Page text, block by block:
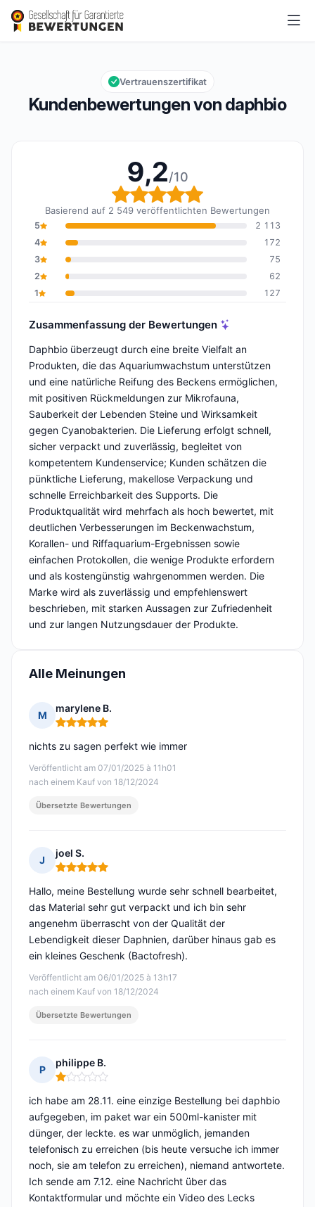
daphbio
Gesamtbewertung: 9,2 von 10
9,2/10
Kundenbewertungen von daphbio
Vertrauenszertifikat
9,2/10
Gesamtbewertung: 9,2
Basierend auf 2 549 veröffentlichten Bewertungen
5
2 113
4
172
3
75
2
62
1
127
Zusammenfassung der Bewertungen
Daphbio überzeugt durch eine breite Vielfalt an
Produkten, die das Aquariumwachstum unterstützen
und eine natürliche Reifung des Beckens ermöglichen,
mit positiven Rückmeldungen zur Mikrofauna,
Sauberkeit der Lebenden Steine und Wirksamkeit
gegen Cyanobakterien. Die Lieferung erfolgt schnell,
sicher verpackt und zuverlässig, begleitet von
kompetentem Kundenservice; Kunden schätzen die
pünktliche Lieferung, makellose Verpackung und
schnelle Erreichbarkeit des Supports. Die
Produktqualität wird mehrfach als hoch bewertet, mit
deutlichen Verbesserungen im Beckenwachstum,
Korallen- und Riffaquarium-Ergebnissen sowie
einfachen Protokollen, die wenige Produkte erfordern
und als kostengünstig wahrgenommen werden. Die
Marke wird als zuverlässig und empfehlenswert
beschrieben, mit starken Aussagen zur Zufriedenheit
und zur langen Nutzungsdauer der Produkte.
Alle Meinungen
M
marylene B.
Hinweis: 5 von 5
Veröffentlicht am 07/01/2025 à 11h01
nach einem Kauf von 18/12/2024
nichts zu sagen perfekt wie immer
Übersetzte Bewertungen
J
joel S.
Hinweis: 5 von 5
Veröffentlicht am 06/01/2025 à 13h17
nach einem Kauf von 18/12/2024
Hallo, meine Bestellung wurde sehr schnell bearbeitet,
das Material sehr gut verpackt und ich bin sehr
angenehm überrascht von der Qualität der
Lebendigkeit dieser Daphnien, darüber hinaus gab es
ein kleines Geschenk (Bactofresh).
Übersetzte Bewertungen
P
philippe B.
Hinweis: 1 von 5
ich habe am 28.11. eine einzige Bestellung bei daphbio
aufgegeben, im paket war ein 500ml-kanister mit
dünger, der leckte. es war unmöglich, jemanden
telefonisch zu erreichen (bis heute versuche ich immer
noch, sie am telefon zu erreichen), niemand antwortete.
Ich sende am 7.12. eine Nachricht über das
Kontaktformular und möchte ein Video des Lecks